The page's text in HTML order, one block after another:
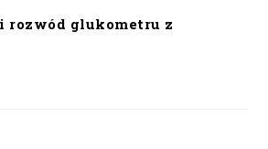
rozwód glukometru z